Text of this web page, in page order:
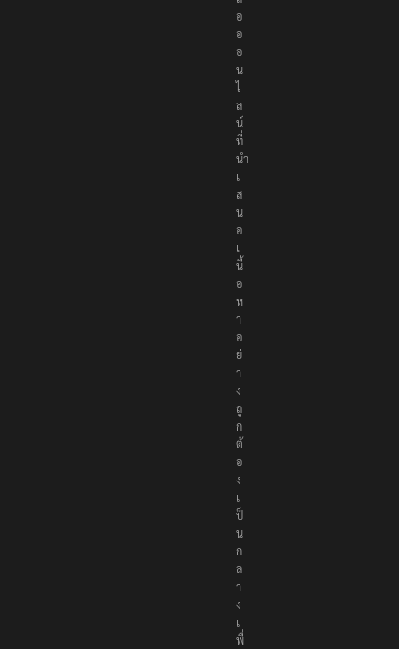
อ
อ
อ
น
ไ
ล
น์
ที่
นำ
เ
ส
น
อ
เ
นื้
อ
ห
า
อ
ย่
า
ง
ถู
ก
ต้
อ
ง
เ
ป็
น
ก
ล
า
ง
เ
พื่